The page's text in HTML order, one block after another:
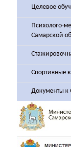
Целевое
Психолого-
Самарской
Спортивные
Документы к